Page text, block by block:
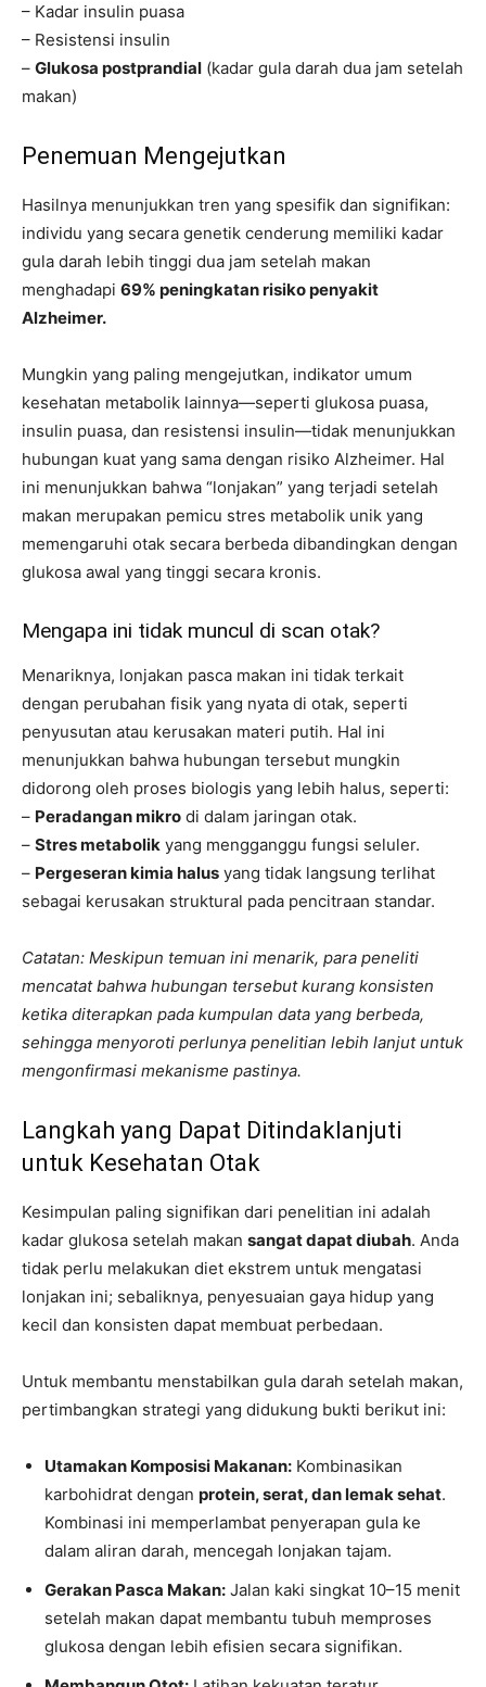
– Kadar insulin puasa
– Resistensi insulin
– Glukosa postprandial (kadar gula darah dua jam setelah
makan)
Penemuan Mengejutkan
Hasilnya menunjukkan tren yang spesifik dan signifikan:
individu yang secara genetik cenderung memiliki kadar
gula darah lebih tinggi dua jam setelah makan
menghadapi 69% peningkatan risiko penyakit
Alzheimer.
Mungkin yang paling mengejutkan, indikator umum
kesehatan metabolik lainnya—seperti glukosa puasa,
insulin puasa, dan resistensi insulin—tidak menunjukkan
hubungan kuat yang sama dengan risiko Alzheimer. Hal
ini menunjukkan bahwa “lonjakan” yang terjadi setelah
makan merupakan pemicu stres metabolik unik yang
memengaruhi otak secara berbeda dibandingkan dengan
glukosa awal yang tinggi secara kronis.
Mengapa ini tidak muncul di scan otak?
Menariknya, lonjakan pasca makan ini tidak terkait
dengan perubahan fisik yang nyata di otak, seperti
penyusutan atau kerusakan materi putih. Hal ini
menunjukkan bahwa hubungan tersebut mungkin
didorong oleh proses biologis yang lebih halus, seperti:
– Peradangan mikro di dalam jaringan otak.
– Stres metabolik yang mengganggu fungsi seluler.
– Pergeseran kimia halus yang tidak langsung terlihat
sebagai kerusakan struktural pada pencitraan standar.
Catatan: Meskipun temuan ini menarik, para peneliti
mencatat bahwa hubungan tersebut kurang konsisten
ketika diterapkan pada kumpulan data yang berbeda,
sehingga menyoroti perlunya penelitian lebih lanjut untuk
mengonfirmasi mekanisme pastinya.
Langkah yang Dapat Ditindaklanjuti
untuk Kesehatan Otak
Kesimpulan paling signifikan dari penelitian ini adalah
kadar glukosa setelah makan sangat dapat diubah. Anda
tidak perlu melakukan diet ekstrem untuk mengatasi
lonjakan ini; sebaliknya, penyesuaian gaya hidup yang
kecil dan konsisten dapat membuat perbedaan.
Untuk membantu menstabilkan gula darah setelah makan,
pertimbangkan strategi yang didukung bukti berikut ini:
Utamakan Komposisi Makanan: Kombinasikan
karbohidrat dengan protein, serat, dan lemak sehat.
Kombinasi ini memperlambat penyerapan gula ke
dalam aliran darah, mencegah lonjakan tajam.
Gerakan Pasca Makan: Jalan kaki singkat 10–15 menit
setelah makan dapat membantu tubuh memproses
glukosa dengan lebih efisien secara signifikan.